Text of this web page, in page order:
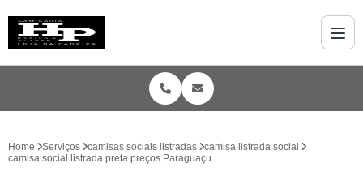
Home Serviços camisas sociais listradas
camisa listrada social
camisa social listrada preta preços Paraguaçu